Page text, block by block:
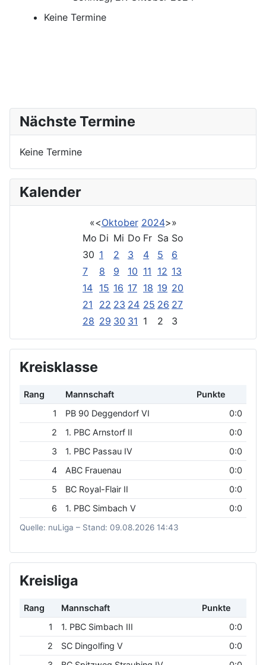
Keine Termine
Nächste Termine
Keine Termine
Kalender
«<Oktober 2024>»
Mo Di Mi Do Fr Sa So
30 1 2 3 4 5
6
7
8 9 10 11 12 13
14 15 16 17 18 19 20
21
22 23 24 25 26 27
28 29 30 31 1 2 3
Kreisklasse
Rang Mannschaft
Punkte
1
PB 90 Deggendorf VI
0:0
2
1. PBC Arnstorf II
0:0
3
1. PBC Passau IV
0:0
4
ABC Frauenau
0:0
5
BC Royal-Flair II
0:0
6
1. PBC Simbach V 0:0
Quelle: nuLiga – Stand: 09.08.2026 14:43
Kreisliga
Rang Mannschaft
Punkte
1
1. PBC Simbach III
0:0
2
SC Dingolfing V
0:0